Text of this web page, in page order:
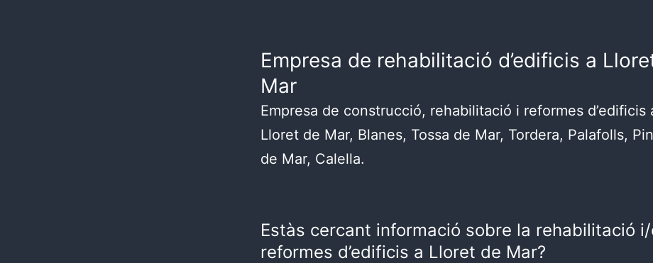
Empresa de rehabilitació d’edificis a
Mar
Empresa de construcció, rehabilitació i reformes d’edificis
Lloret de Mar, Blanes, Tossa de Mar, Tordera, Palafolls,
de Mar, Calella.
Estàs cercant informació sobre la rehabilitació
reformes d’edificis a Lloret de Mar?